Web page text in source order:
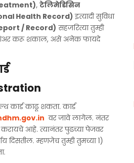
, टेलिमेडिसिन
Health Record) इत्यादी सुविधा
/ Record)सहजरित्या तुम्ही
करू शकाल, असे अनेक फायदे
कार्ड काढू शकता. कार्ड
वर जावे लागेल. नंतर
आहे. त्यानंतर पुढच्या पेजवर
दिसतील. म्हणजेच तुम्ही तुमच्या 1)